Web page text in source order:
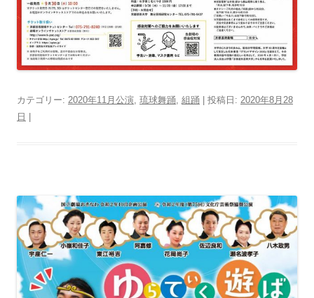
カテゴリー: 2020年11月公演 琉球舞踊 組踊 | 投稿日: 2020年8月28
日